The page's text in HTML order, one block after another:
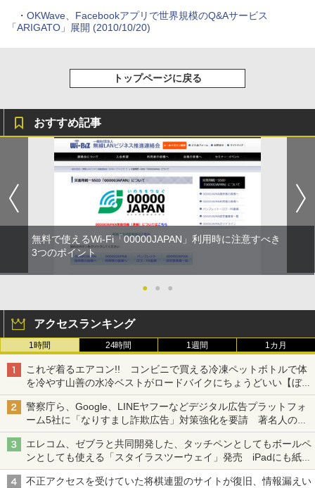
・ OKWave、Facebookアプリで世界規模のQ&Aサービス
「ARIGATO」展開 (2010/10/20)
トップページに戻る
おすすめ記事
無料で使えるWi-Fi「00000JAPAN」利用時に注意すべき
3つのポイント
● ● ●
アクセスランキング
1時間 24時間 1週間 1カ月
これぞ着るエアコン!! コンビニで買える冷凍ペットボトルで体
を冷やす山善の水冷ベストがロードバイクにちょうどいい【ぼっ
ち・ざ・ろーど！その14】【空いた時間でなにしてる？】
警察庁ら、Google、LINEヤフーなどデジタル広告プラットフォ
ーム5社に「なりすまし詐欺広告」対策強化を要請 著名人の写
真や映像を使った投資詐欺などへの対策として
エレコム、ゼブラと共同開発した、タッチペンとしてもボールペ
ンとしても使える「スタイラスツーウェイ」発売 iPadにも紙に
も、持ち替えずに書き込める
不正アクセスを受けていた将棋連盟のサイトが復旧、情報漏えい